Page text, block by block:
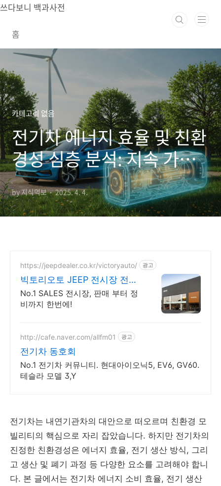
본문 바로가기
쓰다보니 백과사전
홈
카테고리 없음
전기차 에너지 효율 및 친환
경성 심층 분석: 지속 가능
한 미래를 위한 필수 조건
by 지식먹보 2025. 4. 4.
https://jeepdealer.co.kr/victoryauto/ 광고
빅토리오토 JEEP 전시장 전차
종 시승가능,친절한 상담
No.1 SALES 전시장, 판매 부터 정
비까지 한번에!
http://cafe.naver.com/allfm01 광고
전기차 동호회
No.1 전기차 커뮤니티. 현대아이오닉5, EV6, GV60.
테슬라 모델 3,Y
전기차는 내연기관차의 대안으로 떠오르며 친환경 모
빌리티의 핵심으로 자리 잡았습니다. 하지만 전기차의
진정한 친환경성은 에너지 효율, 전기 생산 방식, 그리
고 생산 및 폐기 과정 등 다양한 요소를 고려해야 합니
다. 본 글에서는 전기차 에너지 소비 효율, 전기 생산